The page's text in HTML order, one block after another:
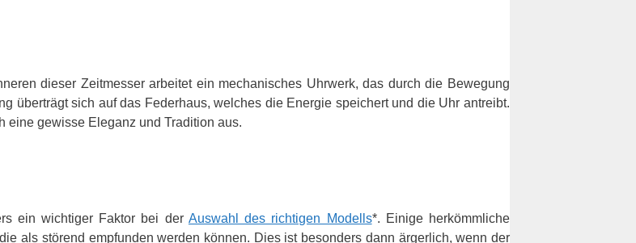
dieser Zeitmesser arbeitet ein mechanisches Uhrwerk, das durch die Bewegung
überträgt sich auf das Federhaus, welches die Energie speichert und die Uhr antreibt.
eine gewisse Eleganz und Tradition aus.
ein wichtiger Faktor bei der Auswahl des richtigen Modells*. Einige herkömmliche
als störend empfunden werden können. Dies ist besonders dann ärgerlich, wenn der